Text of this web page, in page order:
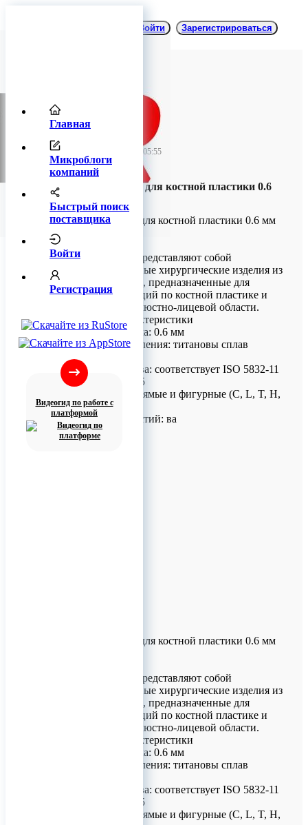
Главная
Микроблоги
компаний
Быстрый поиск
поставщика
Войти
Регистрация
Видеогид по работе с
платформой
Войти Зарегистрироваться
16 января 2026 05:55
Микро-пластины для костной пластики 0.6
мм титановые
Микро-пластины для костной пластики 0.6 мм
титановые
Микропластины представляют собой
специализированные хирургические изделия из
титанового сплава, предназначенные для
проведения операций по костной пластике и
остеосинтезу в челюстно-лицевой области.
Технические характеристики
Толщина материала: 0.6 мм
Материал изготовления: титановы сплав
Ti6Al7Nb
Стандарты качества: соответствует ISO 5832-11
и ASTM А 1295-05
Конфигурации: прямые и фигурные (C, L, T, H,
Y, Х-образные)
Количество отверстий: ва
Микро-пластины для костной пластики 0.6 мм
Микропластины представляют собой
специализированные хирургические изделия из
титанового сплава, предназначенные для
проведения операций по костной пластике и
остеосинтезу в челюстно-лицевой области.
Технические характеристики
Толщина материала: 0.6 мм
Материал изготовления: титановы сплав
Стандарты качества: соответствует ISO 5832-11
и ASTM А 1295-05
Конфигурации: прямые и фигурные (C, L, T, H,